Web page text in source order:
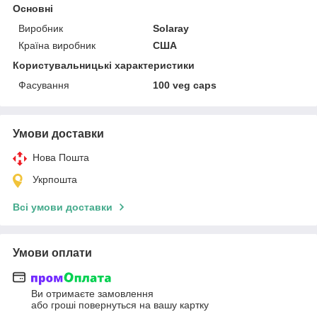
Основні
Виробник
Solaray
Країна виробник
США
Користувальницькі характеристики
Фасування
100 veg caps
Умови доставки
Нова Пошта
Укрпошта
Всі умови доставки
Умови оплати
Ви отримаєте замовлення
або гроші повернуться на вашу картку